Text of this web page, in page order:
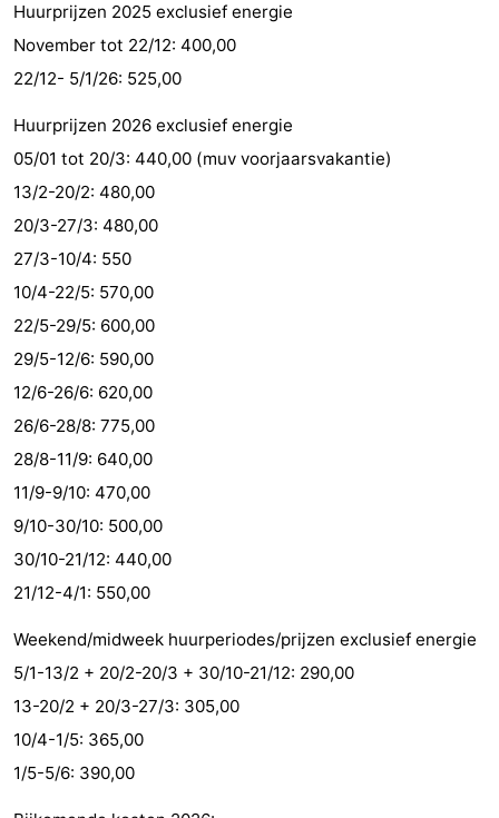
Golfbanen
-
paravliegen
drinken
Ringrijden
Actief
Praktisch
Route
Parkeren
Reisboekenwinkel
Medische
adressen
Regio
Zeeland
Schouwen-
Huurprijzen 2025 exclusief energie
November tot 22/12: 400,00
22/12- 5/1/26: 525,00
Huurprijzen 2026 exclusief energie
05/01 tot 20/3: 440,00 (muv voorjaarsvakantie)
13/2-20/2: 480,00
20/3-27/3: 480,00
27/3-10/4: 550
10/4-22/5: 570,00
22/5-29/5: 600,00
29/5-12/6: 590,00
12/6-26/6: 620,00
26/6-28/8: 775,00
28/8-11/9: 640,00
11/9-9/10: 470,00
9/10-30/10: 500,00
30/10-21/12: 440,00
21/12-4/1: 550,00
Weekend/midweek huurperiodes/prijzen exclusief energie
5/1-13/2 + 20/2-20/3 + 30/10-21/12: 290,00
13-20/2 + 20/3-27/3: 305,00
10/4-1/5: 365,00
1/5-5/6: 390,00